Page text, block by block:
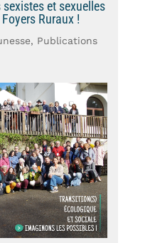
et sexuelles
Ruraux !
, Publications